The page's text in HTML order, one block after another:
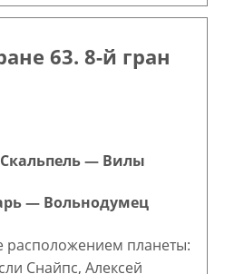
63. 8-й гран
— Вилы
— Вольнодумец
расположением планеты:
Снайпс, Алексей